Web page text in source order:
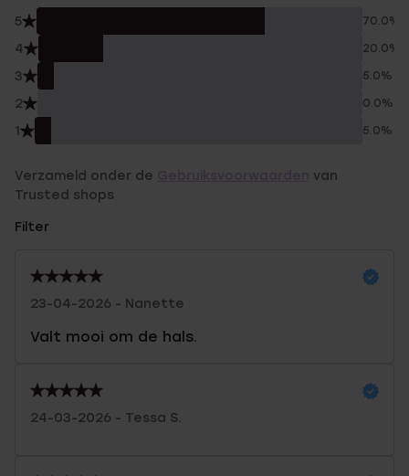
5 70.0%
4 20.0%
3 5.0%
2 0.0%
1 5.0%
Verzameld onder de
van
Trusted shops
Filter
23-04-2026 - Nanette
Valt mooi om de hals.
24-03-2026 - Tessa S.